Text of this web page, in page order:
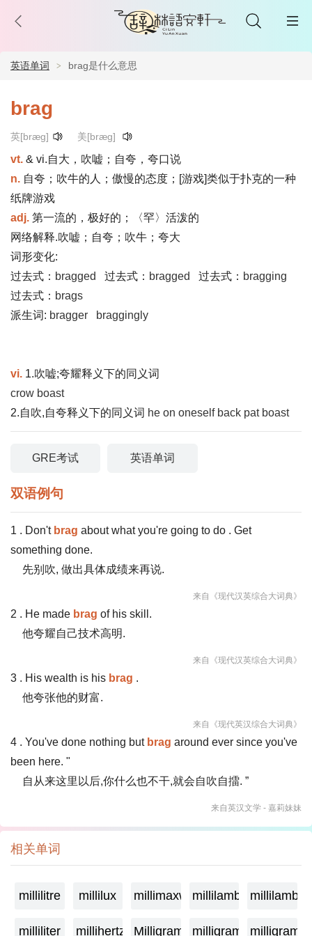
英语单词 brag是什么意思
brag
英[bræg] 美[bræɡ]
vt. & vi.自大，吹嘘；自夸，夸口说
n. 自夸；吹牛的人；傲慢的态度；[游戏]类似于扑克的一种
纸牌游戏
adj. 第一流的，极好的；〈罕〉活泼的
网络解释.吹嘘；自夸；吹牛；夸大
词形变化:
过去式： bragged 过去式： bragged 过去式： bragging
过去式： brags
派生词: bragger braggingly
vi. 1.吹嘘;夸耀释义下的同义词
crow boast
2.自吹,自夸释义下的同义词 he on oneself back pat boast
GRE考试 英语单词
双语例句
1 . Don't brag about what you're going to do . Get
something done.
先别吹, 做出具体成绩来再说.
来自《现代汉英综合大词典》
2 . He made brag of his skill.
他夸耀自己技术高明.
来自《现代汉英综合大词典》
3 . His wealth is his brag .
他夸张他的财富.
来自《现代英汉综合大词典》
4 . You've done nothing but brag around ever since you've
been here. "
自从来这里以后,你什么也不干,就会自吹自擂. ”
来自英汉文学 - 嘉莉妹妹
相关单词
millilitre millilux millimaxwellmillilambda
milliliter millihertz Milligramagemilligrame